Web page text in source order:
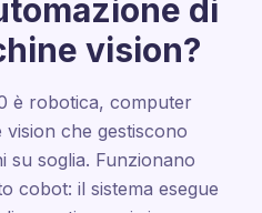
di
vision?
è robotica, computer
vision che gestiscono
su soglia. Funzionano
cobot: il sistema esegue